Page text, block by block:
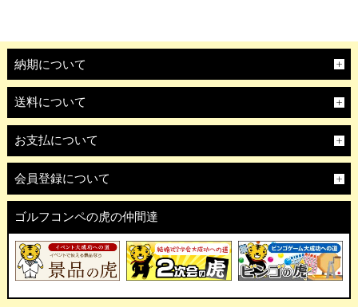
納期について
送料について
お支払について
会員登録について
ゴルフコンペの虎の仲間達